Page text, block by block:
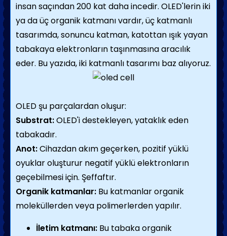
insan saçından 200 kat daha incedir. OLED'lerin iki
ya da üç organik katmanı vardır, üç katmanlı
tasarımda, sonuncu katman, katottan ışık yayan
tabakaya elektronların taşınmasına aracılık
eder. Bu yazıda, iki katmanlı tasarımı baz alıyoruz.
OLED şu parçalardan oluşur:
Substrat:OLED'i destekleyen, yataklık eden
tabakadır.
Anot:Cihazdan akım geçerken, pozitif yüklü
oyuklar oluşturur negatif yüklü elektronların
geçebilmesi için. Şeffaftır.
Organik katmanlar: Bu katmanlar organik
moleküllerden veya polimerlerden yapılır.
İletim katmanı: Bu tabaka organik